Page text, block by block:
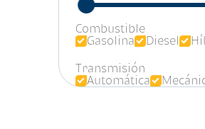
Combustible
Gasolina
Diesel
Transmisión
Automática